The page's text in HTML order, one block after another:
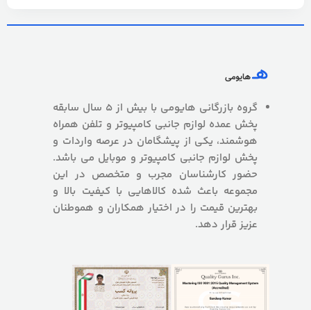
گروه بازرگانی هایومی با بیش از 5 سال سابقه
پخش عمده لوازم جانبی کامپیوتر و تلفن همراه
هوشمند، یکی از پیشگامان در عرصه واردات و
پخش لوازم جانبی کامپیوتر و موبایل می باشد.
حضور کارشناسان مجرب و متخصص در این
مجموعه باعث شده کالاهایی با کیفیت بالا و
بهترین قیمت را در اختیار همکاران و هموطنان
عزیز قرار دهد.